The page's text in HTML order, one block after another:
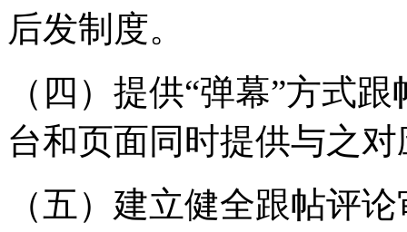
后发制度。
（四）提供“弹幕”方式
台和页面同时提供与之
（五）建立健全跟帖评